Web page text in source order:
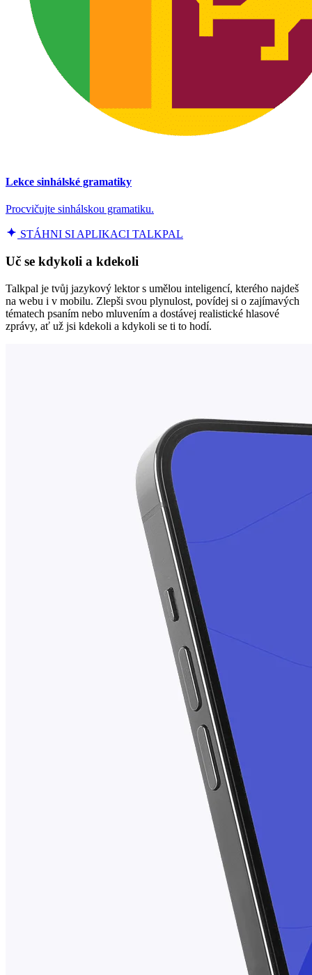
Lekce sinhálské gramatiky
Procvičujte sinhálskou gramatiku.
STÁHNI SI APLIKACI TALKPAL
Uč se kdykoli a kdekoli
Talkpal je tvůj jazykový lektor s umělou inteligencí, kterého najdeš
na webu i v mobilu. Zlepši svou plynulost, povídej si o zajímavých
tématech psaním nebo mluvením a dostávej realistické hlasové
zprávy, ať už jsi kdekoli a kdykoli se ti to hodí.